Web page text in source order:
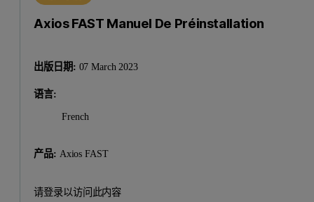
Axios FAST Manuel De Préinstallation
出版日期: 07 March 2023
语言:
French
产品: Axios FAST
请登录以访问此内容